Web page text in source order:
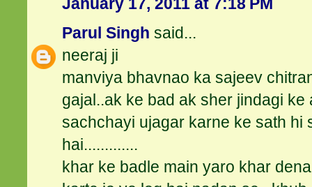
Parul Singh said...
neeraj ji
manviya bhavnao ka sajeev
gajal..ak ke bad ak sher jindagi ke
sachchayi ujagar karne ke sath hi
hai.............
khar ke badle main yaro khar